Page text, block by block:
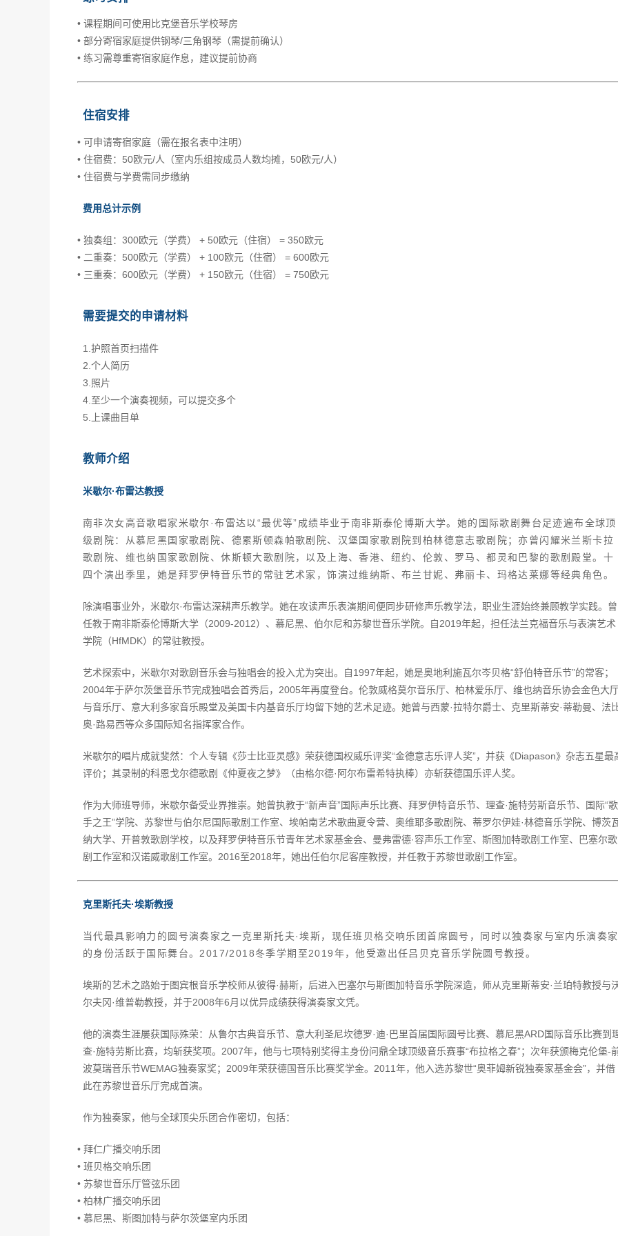
• 课程期间可使用比克堡音乐学校琴房
• 部分寄宿家庭提供钢琴/三角钢琴（需提前确认）
• 练习需尊重寄宿家庭作息，建议提前协商
住宿安排
• 可申请寄宿家庭（需在报名表中注明）
• 住宿费：50欧元/人（室内乐组按成员人数均摊，50欧元/人）
• 住宿费与学费需同步缴纳
费用总计示例
• 独奏组：300欧元（学费） + 50欧元（住宿） = 350欧元
• 二重奏：500欧元（学费） + 100欧元（住宿） = 600欧元
• 三重奏：600欧元（学费） + 150欧元（住宿） = 750欧元
需要提交的申请材料
1.护照首页扫描件
2.个人简历
3.照片
4.至少一个演奏视频，可以提交多个
5.上课曲目单
教师介绍
米歇尔·布雷达教授
南非次女高音歌唱家米歇尔·布雷达以“最优等”成绩毕业于南非斯泰伦博斯大学。她的国际歌剧舞台足迹遍布全球顶
级剧院：从慕尼黑国家歌剧院、德累斯顿森帕歌剧院、汉堡国家歌剧院到柏林德意志歌剧院；亦曾闪耀米兰斯卡拉
歌剧院、维也纳国家歌剧院、休斯顿大歌剧院，以及上海、香港、纽约、伦敦、罗马、都灵和巴黎的歌剧殿堂。十
四个演出季里，她是拜罗伊特音乐节的常驻艺术家，饰演过维纳斯、布兰甘妮、弗丽卡、玛格达莱娜等经典角色。
除演唱事业外，米歇尔·布雷达深耕声乐教学。她在攻读声乐表演期间便同步研修声乐教学法，职业生涯始终兼顾教学实践。曾
任教于南非斯泰伦博斯大学（2009-2012）、慕尼黑、伯尔尼和苏黎世音乐学院。自2019年起，担任法兰克福音乐与表演艺术
学院（HfMDK）的常驻教授。
艺术探索中，米歇尔对歌剧音乐会与独唱会的投入尤为突出。自1997年起，她是奥地利施瓦尔岑贝格“舒伯特音乐节”的常客；
2004年于萨尔茨堡音乐节完成独唱会首秀后，2005年再度登台。伦敦威格莫尔音乐厅、柏林爱乐厅、维也纳音乐协会金色大
与音乐厅、意大利多家音乐殿堂及美国卡内基音乐厅均留下她的艺术足迹。她曾与西蒙·拉特尔爵士、克里斯蒂安·蒂勒曼、法
奥·路易西等众多国际知名指挥家合作。
米歇尔的唱片成就斐然：个人专辑《莎士比亚灵感》荣获德国权威乐评奖“金德意志乐评人奖”，并获《Diapason》杂志五星最
评价；其录制的科恩戈尔德歌剧《仲夏夜之梦》（由格尔德·阿尔布雷希特执棒）亦斩获德国乐评人奖。
作为大师班导师，米歇尔备受业界推崇。她曾执教于“新声音”国际声乐比赛、拜罗伊特音乐节、理查·施特劳斯音乐节、国际“歌
手之王”学院、苏黎世与伯尔尼国际歌剧工作室、埃帕南艺术歌曲夏令营、奥维耶多歌剧院、蒂罗尔伊娃·林德音乐学院、博茨
纳大学、开普敦歌剧学校，以及拜罗伊特音乐节青年艺术家基金会、曼弗雷德·容声乐工作室、斯图加特歌剧工作室、巴塞尔歌
剧工作室和汉诺威歌剧工作室。2016至2018年，她出任伯尔尼客座教授，并任教于苏黎世歌剧工作室。
克里斯托夫·埃斯教授
当代最具影响力的圆号演奏家之一克里斯托夫·埃斯，现任班贝格交响乐团首席圆号，同时以独奏家与室内乐演奏家
的身份活跃于国际舞台。2017/2018冬季学期至2019年，他受邀出任吕贝克音乐学院圆号教授。
埃斯的艺术之路始于图宾根音乐学校师从彼得·赫斯，后进入巴塞尔与斯图加特音乐学院深造，师从克里斯蒂安·兰珀特教授与
尔夫冈·维普勒教授，并于2008年6月以优异成绩获得演奏家文凭。
他的演奏生涯屡获国际殊荣：从鲁尔古典音乐节、意大利圣尼坎德罗·迪·巴里首届国际圆号比赛、慕尼黑ARD国际音乐比赛到
查·施特劳斯比赛，均斩获奖项。2007年，他与七项特别奖得主身份问鼎全球顶级音乐赛事“布拉格之春”；次年获颁梅克伦堡-
波莫瑞音乐节WEMAG独奏家奖；2009年荣获德国音乐比赛奖学金。2011年，他入选苏黎世“奥菲姆新锐独奏家基金会”，并借
此在苏黎世音乐厅完成首演。
作为独奏家，他与全球顶尖乐团合作密切，包括：
• 拜仁广播交响乐团
• 班贝格交响乐团
• 苏黎世音乐厅管弦乐团
• 柏林广播交响乐团
• 慕尼黑、斯图加特与萨尔茨堡室内乐团